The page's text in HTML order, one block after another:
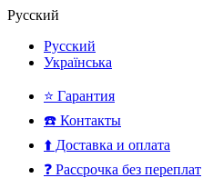
Русский
Русский
Українська
⭐ Гарантия
☎️ Контакты
⬆️ Доставка и оплата
❓ Рассрочка без переплат